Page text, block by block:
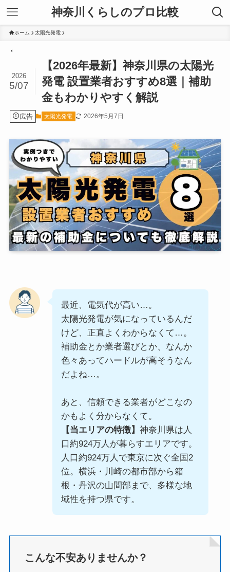
神奈川くらしのプロ比較
ホーム 太陽光発電
【2026年最新】神奈川県の太陽光
発電 設置業者おすすめ8選｜補助
金もわかりやすく解説
2026
5/07
広告 太陽光発電 2026年5月7日
最近、電気代が高い…。
太陽光発電が気になっているんだ
けど、正直よくわからなくて…。
補助金とか業者選びとか、なんか
色々あってハードルが高そうなん
だよね…。
あと、信頼できる業者がどこなの
かもよく分からなくて。
【当エリアの特徴】 神奈川県は人
口約924万人が暮らすエリアです。
人口約924万人で東京に次ぐ全国2
位。横浜・川崎の都市部から箱
根・丹沢の山間部まで、多様な地
域性を持つ県です。
こんな不安ありませんか？